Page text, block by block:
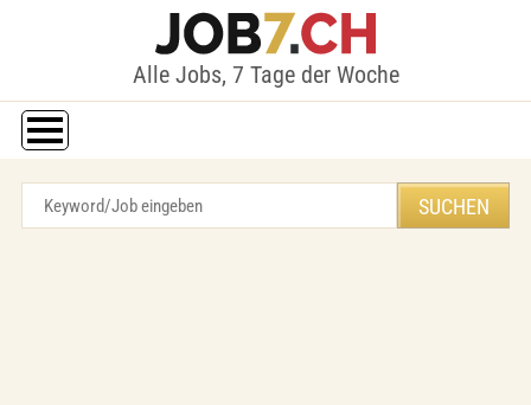
Alle Jobs, 7 Tage der Woche